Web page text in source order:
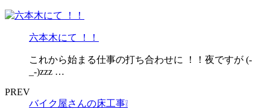
六本木にて ！！
これから始まる仕事の打ち合わせに ！！夜ですが (-
_-)zzz …
PREV
バイク屋さんの床工事❕